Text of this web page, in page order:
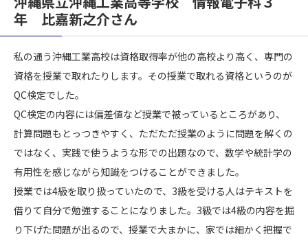
年 比嘉新之介さん
私の通う沖縄工業高校は資格取得率が他の高校より高く、専門の
資格を授業で取れたりします。その授業で取れる資格というのが
QC検定でした。
QC検定の内容には偏差値など授業で被っているところがあり、
計算問題もとっつきやすく、ただただ授業のように問題を解くの
ではなく、実践で使うような形での出題なので、数学や統計学の
有用性を感じながら知識をつけることができました。
授業では4級を取り扱っていたので、3級を受ける人はテキストを
借りて自分で勉強することになりました。3級では4級の内容を掘
り下げた問題が出るので、授業で大まかに、家では細かく把握で